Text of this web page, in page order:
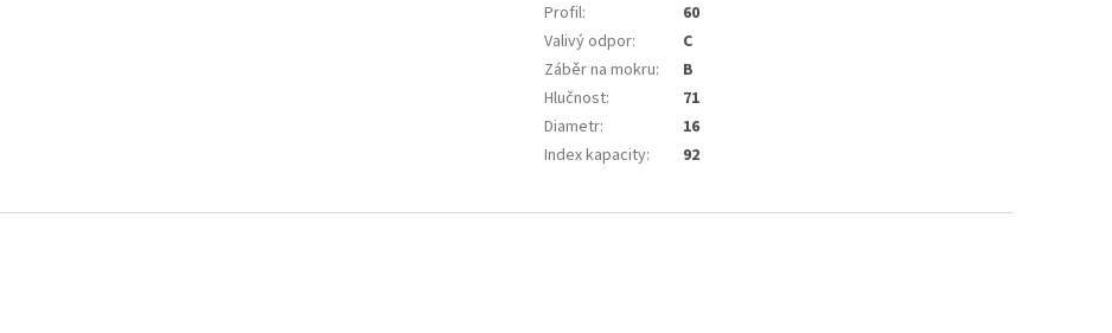
Profil:
60
Valivý odpor:
C
Záběr na mokru:
B
Hlučnost:
71
Diametr:
16
Index kapacity: 92